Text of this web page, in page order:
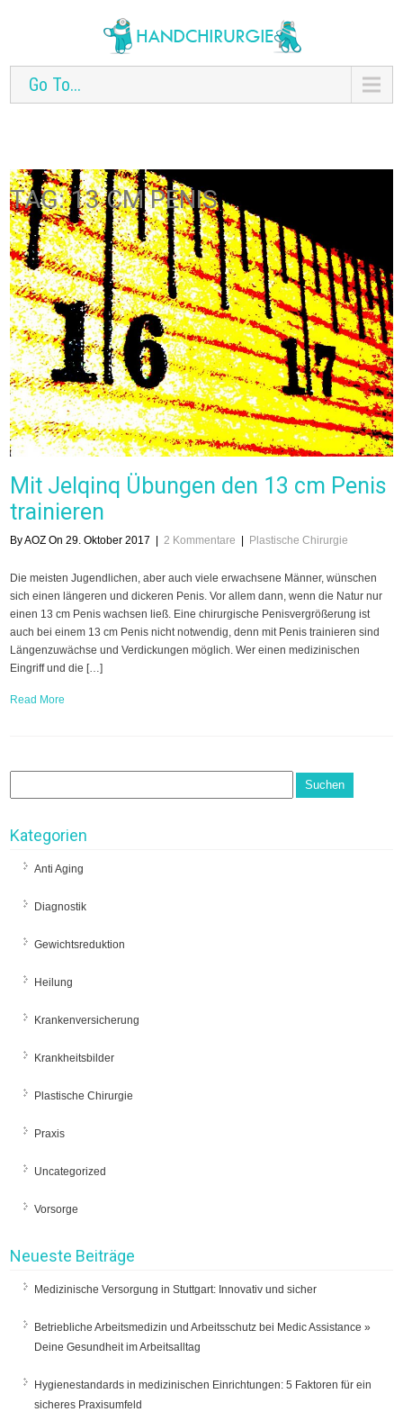
Go To...
TAG: 13 CM PENIS
Mit Jelqinq Übungen den 13 cm Penis
trainieren
By AOZ On 29. Oktober 2017 |2 Kommentare Plastische Chirurgie
Die meisten Jugendlichen, aber auch viele erwachsene Männer, wünschen
sich einen längeren und dickeren Penis. Vor allem dann, wenn die Natur nur
einen 13 cm Penis wachsen ließ. Eine chirurgische Penisvergrößerung ist
auch bei einem 13 cm Penis nicht notwendig, denn mit Penis trainieren sind
Längenzuwächse und Verdickungen möglich. Wer einen medizinischen
Eingriff und die […]
Read More
Kategorien
Anti Aging
Diagnostik
Gewichtsreduktion
Heilung
Krankenversicherung
Krankheitsbilder
Plastische Chirurgie
Praxis
Uncategorized
Vorsorge
Neueste Beiträge
Medizinische Versorgung in Stuttgart: Innovativ und sicher
Betriebliche Arbeitsmedizin und Arbeitsschutz bei Medic Assistance »
Deine Gesundheit im Arbeitsalltag
Hygienestandards in medizinischen Einrichtungen: 5 Faktoren für ein
sicheres Praxisumfeld